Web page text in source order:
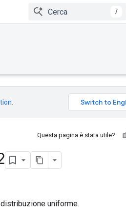
/
Questa pagina è stata utile?
uniforme.